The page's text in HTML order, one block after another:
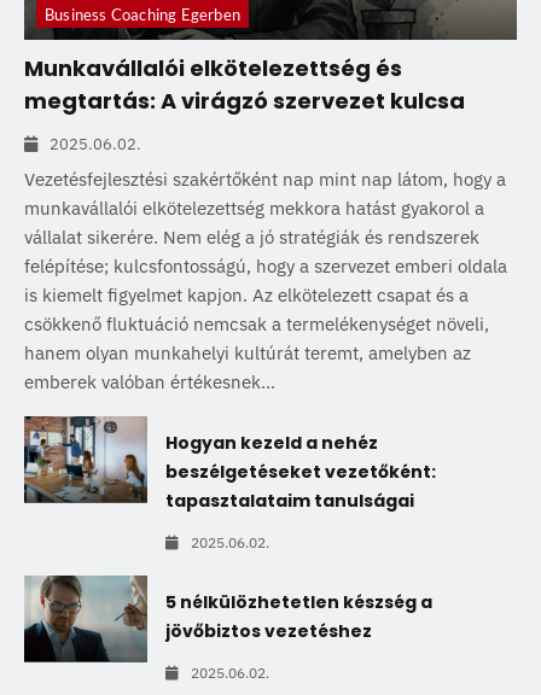
Business Coaching Egerben
Munkavállalói elkötelezettség és
megtartás: A virágzó szervezet kulcsa
2025.06.02.
Vezetésfejlesztési szakértőként nap mint nap látom, hogy a
munkavállalói elkötelezettség mekkora hatást gyakorol a
vállalat sikerére. Nem elég a jó stratégiák és rendszerek
felépítése; kulcsfontosságú, hogy a szervezet emberi oldala
is kiemelt figyelmet kapjon. Az elkötelezett csapat és a
csökkenő fluktuáció nemcsak a termelékenységet növeli,
hanem olyan munkahelyi kultúrát teremt, amelyben az
emberek valóban értékesnek...
Hogyan kezeld a nehéz
beszélgetéseket vezetőként:
tapasztalataim tanulságai
2025.06.02.
5 nélkülözhetetlen készség a
jövőbiztos vezetéshez
2025.06.02.